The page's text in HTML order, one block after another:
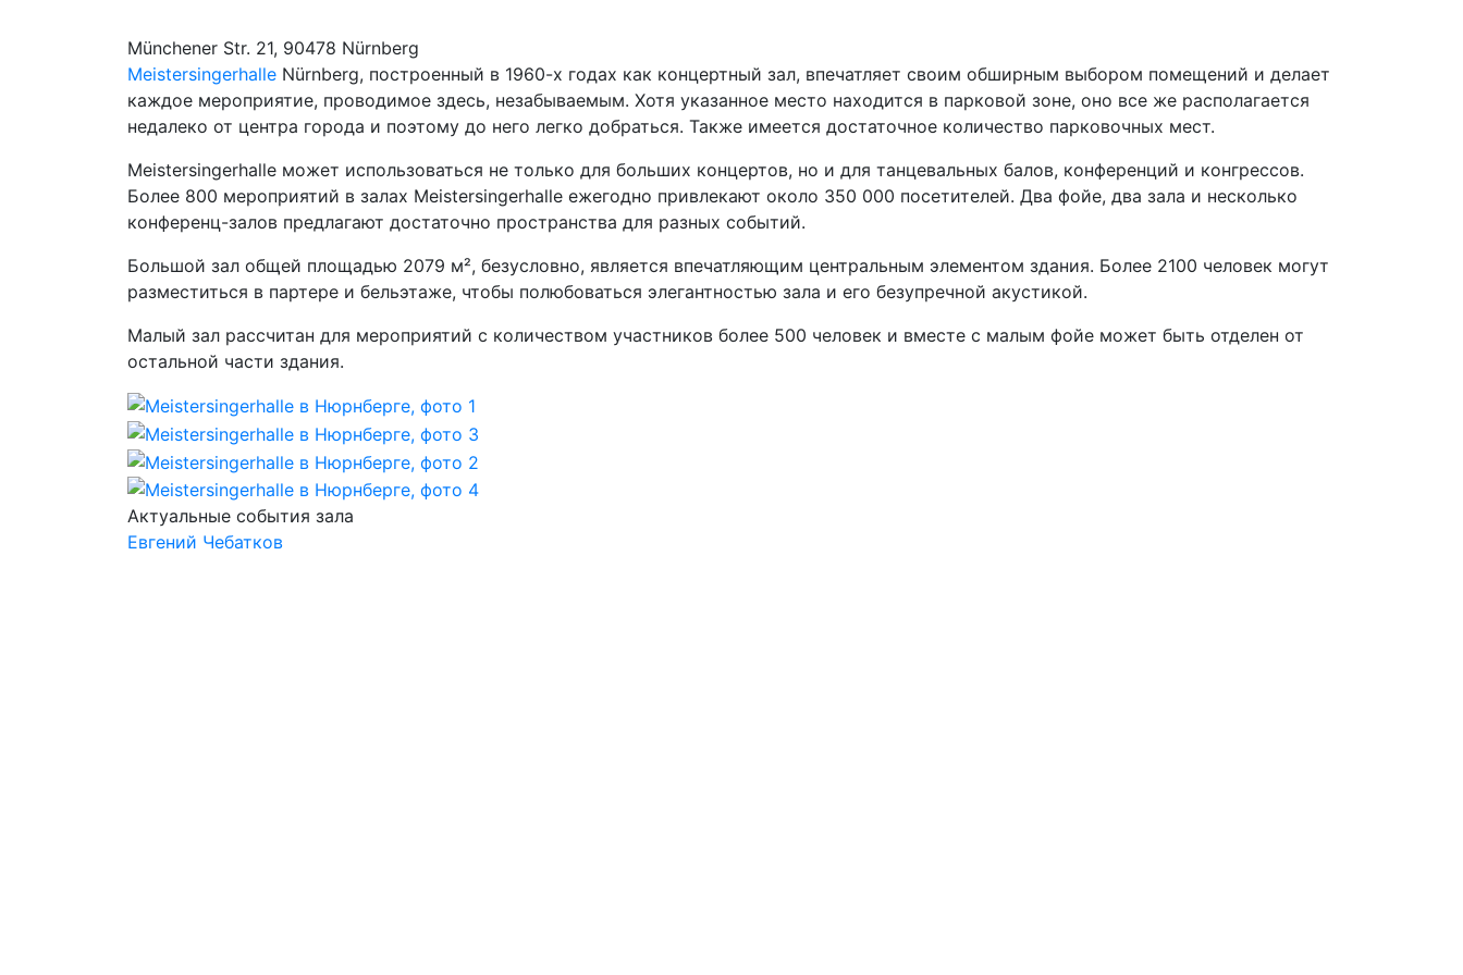
Münchener Str. 21, 90478 Nürnberg
Meistersingerhalle Nürnberg, построенный в 1960-х годах как концертный зал, впечатляет своим обширным выбором помещений и делает
каждое мероприятие, проводимое здесь, незабываемым. Хотя указанное место находится в парковой зоне, оно все же располагается
недалеко от центра города и поэтому до него легко добраться. Также имеется достаточное количество парковочных мест.
Meistersingerhalle может использоваться не только для больших концертов, но и для танцевальных балов, конференций и конгрессов.
Более 800 мероприятий в залах Meistersingerhalle ежегодно привлекают около 350 000 посетителей. Два фойе, два зала и несколько
конференц-залов предлагают достаточно пространства для разных событий.
Большой зал общей площадью 2079 м², безусловно, является впечатляющим центральным элементом здания. Более 2100 человек могут
разместиться в партере и бельэтаже, чтобы полюбоваться элегантностью зала и его безупречной акустикой.
Малый зал рассчитан для мероприятий с количеством участников более 500 человек и вместе с малым фойе может быть отделен от
остальной части здания.
Актуальные события зала
Евгений Чебатков